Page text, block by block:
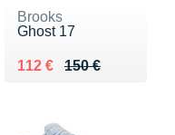
Brooks
Ghost 17
150 €
Au lieu de 150 €
112 €
Vendu 112 €